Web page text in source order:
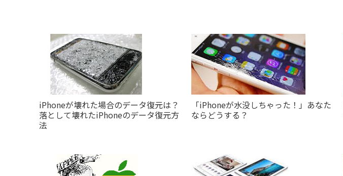
iPhoneが壊れた場合のデータ復元は？
落として壊れたiPhoneのデータ復元方
法
「iPhoneが水没しちゃった！」あなた
ならどうする？